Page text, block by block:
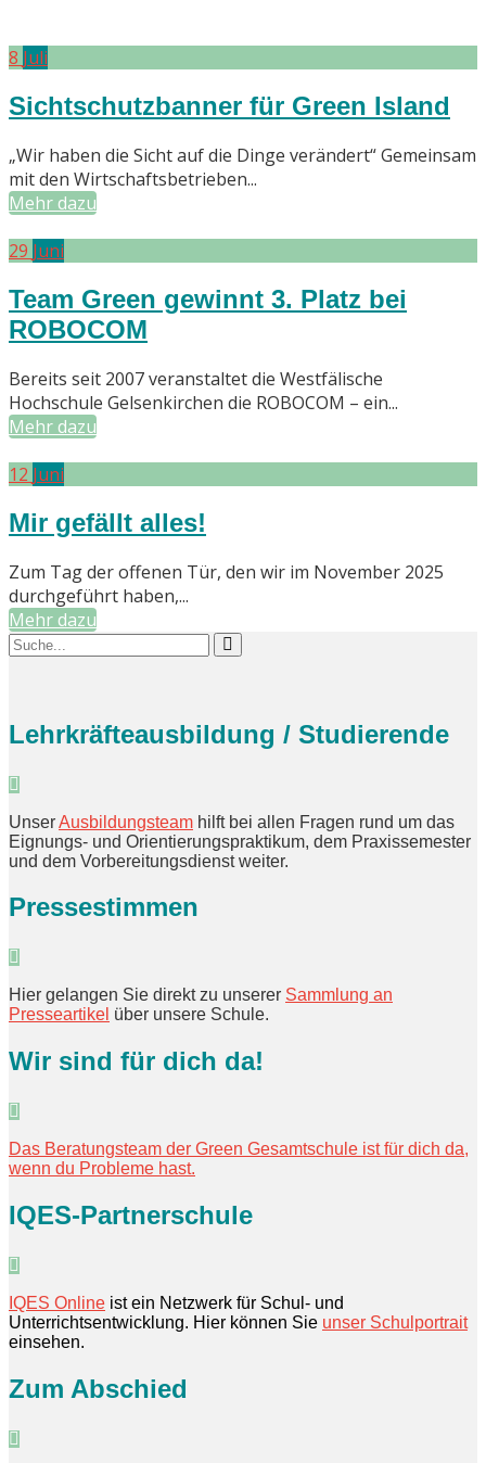
8 Juli
Sichtschutzbanner für Green Island
„Wir haben die Sicht auf die Dinge verändert“ Gemeinsam
mit den Wirtschaftsbetrieben...
Mehr dazu
29 Juni
Team Green gewinnt 3. Platz bei
ROBOCOM
Bereits seit 2007 veranstaltet die Westfälische
Hochschule Gelsenkirchen die ROBOCOM – ein...
Mehr dazu
12 Juni
Mir gefällt alles!
Zum Tag der offenen Tür, den wir im November 2025
durchgeführt haben,...
Mehr dazu
Lehrkräfteausbildung / Studierende
UnserAusbildungsteam hilft bei allen Fragen rund um das
Eignungs- und Orientierungspraktikum, dem Praxissemester
und dem Vorbereitungsdienst weiter.
Pressestimmen
Hier gelangen Sie direkt zu unserer Sammlung an
Presseartikel über unsere Schule.
Wir sind für dich da!
Das Beratungsteam der Green Gesamtschule ist für dich da,
wenn du Probleme hast.
IQES-Partnerschule
IQES Online ist ein Netzwerk für Schul- und
Unterrichtsentwicklung. Hier können Sie unser Schulportrait
einsehen.
Zum Abschied